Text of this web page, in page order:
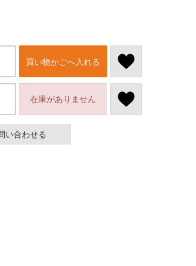
買い物かごへ入れる
在庫がありません
い合わせる